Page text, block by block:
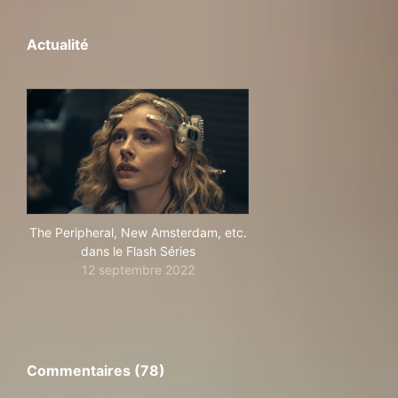
Actualité
The Peripheral, New Amsterdam, etc.
dans le Flash Séries
12 septembre 2022
Commentaires (78)